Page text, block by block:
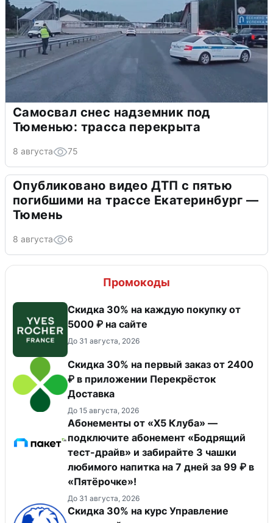
Самосвал снес надземник под
Тюменью: трасса перекрыта
8 августа 75
Опубликовано видео ДТП с пятью
погибшими на трассе Екатеринбург —
Тюмень
8 августа 6
Промокоды
Скидка 30% на каждую покупку от
5000 ₽ на сайте
До 31 августа, 2026
Скидка 30% на первый заказ от 2400
₽ в приложении Перекрёсток
Доставка
До 15 августа, 2026
Абонементы от «Х5 Клуба» —
подключите абонемент «Бодрящий
тест-драйв» и забирайте 3 чашки
любимого напитка на 7 дней за 99 ₽ в
«Пятёрочке»!
До 31 августа, 2026
Скидка 30% на курс Управление